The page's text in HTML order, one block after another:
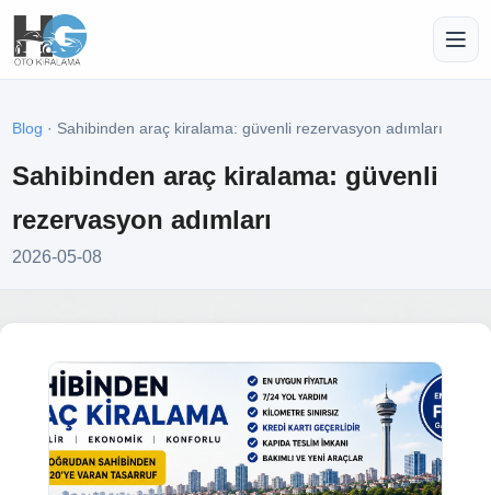
Blog · Sahibinden araç kiralama: güvenli rezervasyon adımları
Sahibinden araç kiralama: güvenli
rezervasyon adımları
2026-05-08